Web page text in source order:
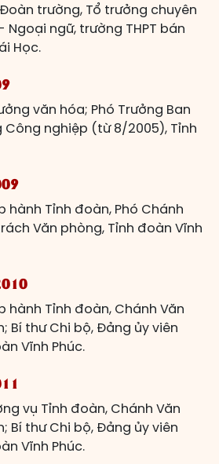
trường, Tổ trưởng chuyên
ngữ, trường THPT bán
Học.
văn hóa; Phó Trưởng Ban
Công nghiệp (từ 8/2005), Tỉnh
hành Tỉnh đoàn, Phó Chánh
Văn phòng, Tỉnh đoàn Vĩnh
hành Tỉnh đoàn, Chánh Văn
Bí thư Chi bộ, Đảng ủy viên
Vĩnh Phúc.
vụ Tỉnh đoàn, Chánh Văn
Bí thư Chi bộ, Đảng ủy viên
Vĩnh Phúc.